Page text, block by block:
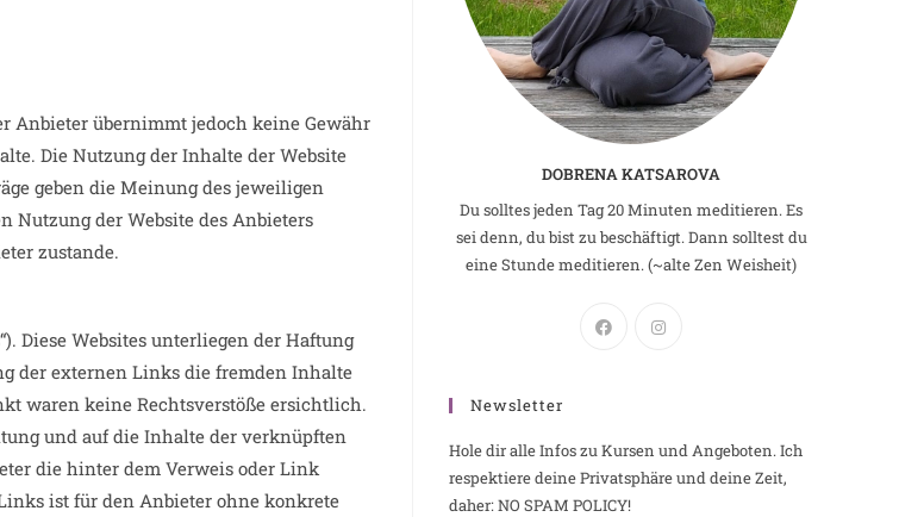
Anbieter übernimmt jedoch keine Gewähr
Die Nutzung der Inhalte der Website
geben die Meinung des jeweiligen
der Website des Anbieters
zustande.
Diese Websites unterliegen der Haftung
der externen Links die fremden Inhalte
waren keine Rechtsverstöße ersichtlich.
und auf die Inhalte der verknüpften
die hinter dem Verweis oder Link
ist für den Anbieter ohne konkrete
DOBRENA KATSAROVA
Du solltes jeden Tag 20 Minuten meditieren. Es
sei denn, du bist zu beschäftigt. Dann solltest du
eine Stunde meditieren. (~alte Zen Weisheit)
Newsletter
Hole dir alle Infos zu Kursen und Angeboten. Ich
respektiere deine Privatsphäre und deine Zeit,
daher: NO SPAM POLICY!